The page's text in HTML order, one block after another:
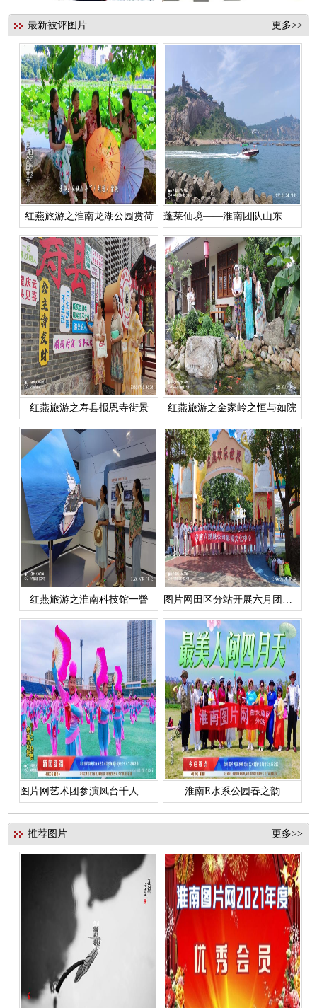
最新被评图片 更多>>
红燕旅游之淮南龙湖公园赏荷 蓬莱仙境——淮南团队山东半岛5日游
红燕旅游之寿县报恩寺街景 红燕旅游之金家岭之恒与如院
红燕旅游之淮南科技馆一瞥 图片网田区分站开展六月团建活动
图片网艺术团参演凤台千人花鼓灯 淮南E水系公园春之韵
推荐图片 更多>>